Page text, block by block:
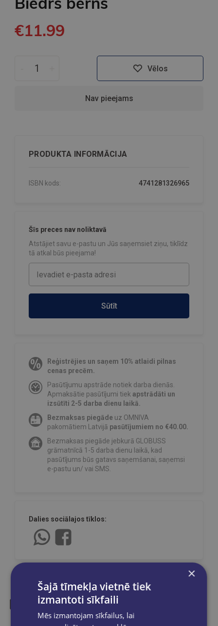
€11.99
Vēlos
Nav pieejams
PRODUKTA INFORMĀCIJA
ISBN kods: 4741281326965
Šīs preces nav noliktavā
Atstājiet savu e-pastu un Jūs saņemsiet ziņu, tiklīdz
tā atkal būs pieejama!
Sūtīt
Reģistrējies un saņem 10% atlaidi pilnas
cenas precēm.
Pasūtījumu apstrāde notiek darba dienās.
Apmaksātie pasūtījumi tiek apstrādāti un
izsūtīti 2-5 darba dienu laikā.
Bezmaksas piegāde uz OMNIVA
pakomātiem Latvijā pasūtījumiem no €40.00.
Bezmaksas piegāde jebkurā GLOBUSS
grāmatnīcā 1-5 darba dienu laikā, kad
pasūtījums būs gatavs saņemšanai, saņemsi
e-pastu un/ vai SMS.
Dalies sociālajos tīklos:
×
Šajā tīmekļa vietnē tiek
izmantoti sīkfaili
Mēs izmantojam sīkfailus, lai